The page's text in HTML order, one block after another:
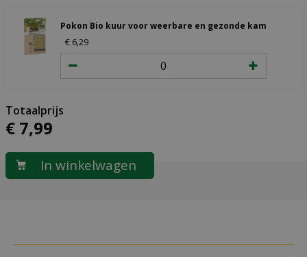
Pokon Bio kuur voor weerbare en gezonde
€ 6 29
€ 7,99